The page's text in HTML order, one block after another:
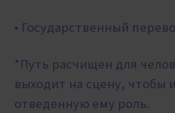
• Государственный
*Путь расчищен для
выходит на сцену, чтобы
отведенную ему роль.